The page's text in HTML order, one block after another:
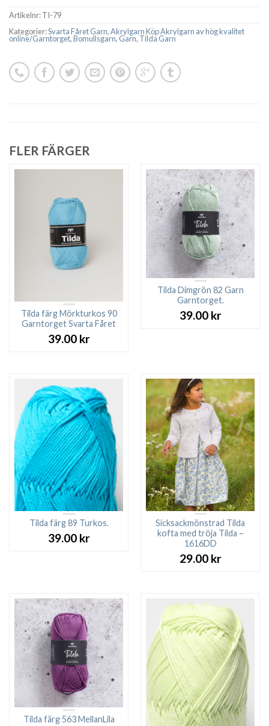
Artikelnr:TI-79
Kategorier:Svarta Fåret Garn,Akrylgarn Köp Akrylgarn av hög kvalitet
online/Garntorget,Bomullsgarn, Garn, Tilda Garn
FLER FÄRGER
Tilda färg Mörkturkos 90
Garntorget Svarta Fåret
39.00 kr
Tilda Dimgrön 82 Garn
Garntorget.
39.00 kr
Tilda färg 89 Turkos.
39.00 kr
Sicksackmönstrad Tilda
kofta med tröja Tilda –
1616DD
29.00 kr
Tilda färg 563 MellanLila